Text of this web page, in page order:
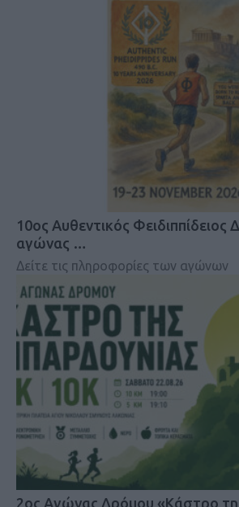
10ος Αυθεντικός Φειδιππίδειος
αγώνας …
Δείτε τις πληροφορίες των αγώνων
2ος Αγώνας Δρόμου «Κάστρο